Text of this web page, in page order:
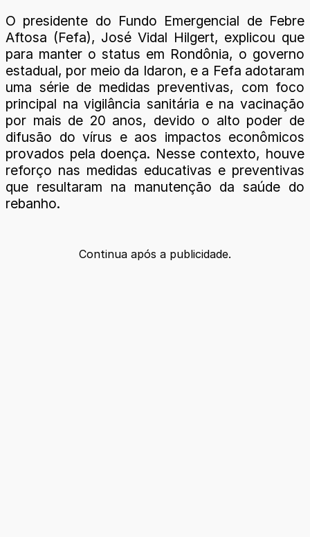
O presidente do Fundo Emergencial de Febre
Aftosa (Fefa), José Vidal Hilgert, explicou que
para manter o status em Rondônia, o governo
estadual, por meio da Idaron, e a Fefa adotaram
uma série de medidas preventivas, com foco
principal na vigilância sanitária e na vacinação
por mais de 20 anos, devido o alto poder de
difusão do vírus e aos impactos econômicos
provados pela doença. Nesse contexto, houve
reforço nas medidas educativas e preventivas
que resultaram na manutenção da saúde do
rebanho.
Continua após a publicidade.